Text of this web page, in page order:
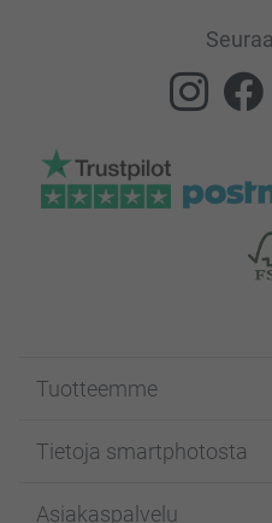
Tuotteemme
Kuvakortit
Tietoja smartphotosta
Asiakaspalvelu